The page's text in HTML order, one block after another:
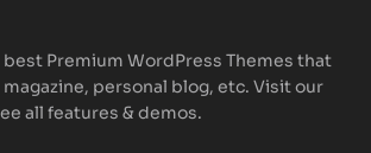
Premium WordPress Themes that
personal blog, etc. Visit our
all features & demos.